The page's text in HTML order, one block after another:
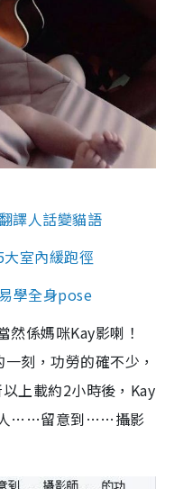
譯人話變貓語
大室內緩跑徑
學全身pose
然係媽咪Kay影喇！
刻，功勞的確不少，
上載約2小時後，Kay
人……留意到……攝影